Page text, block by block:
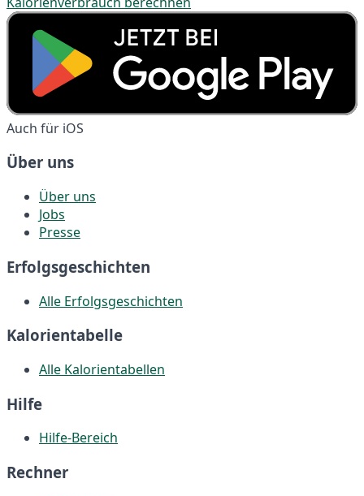
Auch für iOS
Über uns
Über uns
Jobs
Presse
Erfolgsgeschichten
Alle Erfolgsgeschichten
Kalorientabelle
Alle Kalorientabellen
Hilfe
Hilfe-Bereich
Rechner